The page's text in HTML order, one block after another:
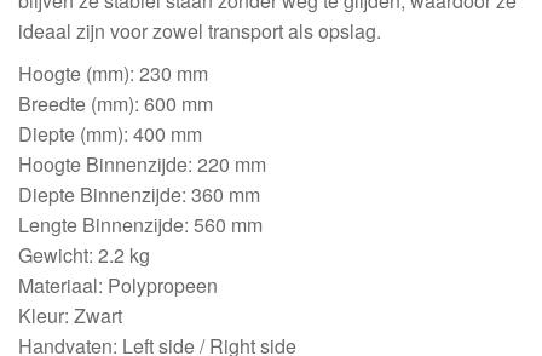
ideaal zijn voor zowel transport als opslag.
Hoogte (mm): 230 mm
Breedte (mm): 600 mm
Diepte (mm): 400 mm
Hoogte Binnenzijde: 220 mm
Diepte Binnenzijde: 360 mm
Lengte Binnenzijde: 560 mm
Gewicht: 2.2 kg
Materiaal: Polypropeen
Kleur: Zwart
Handvaten: Left side / Right side